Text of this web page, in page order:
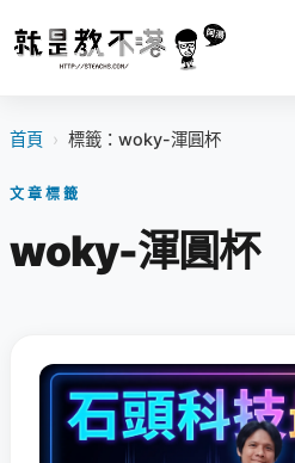
首頁 › 標籤：woky-渾圓杯
文章標籤
woky-渾圓杯